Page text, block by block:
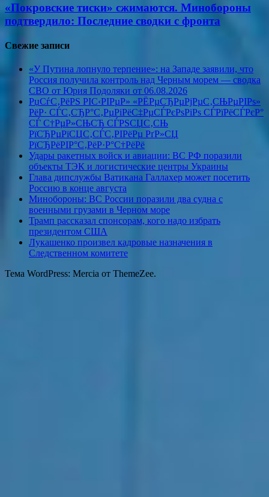
«Покровские тиски» сжимаются. Минобороны
подтвердило: Последние сводки с фронта
Свежие записи
«У Путина лопнуло терпение»: на Западе заявили, что
Россия получила контроль над Черным морем — сводка
СВО от Юрия Подоляки от 06.08.2026
РџСѓС‚РёРЅ РІС‹РІРµР» «РЁРµСЂРµРјРµС‚СЊРµРІРѕ»
РёР· СЃС‚СЂР°С‚РµРіРёС‡РµСЃРєРѕРіРѕ СЃРїРёСЃРєР°
СЃ С†РµР»СЊСЋ СЃРЅСЏС‚СЊ
РїСЂРµРїСЏС‚СЃС‚РІРёРµ РґР»СЏ
РїСЂРёРІР°С‚РёР·Р°С†РёРё
Удары ракетных войск и авиации: ВС РФ поразили
объекты ТЭК и логистические центры Украины
Глава дипслужбы Ватикана Галлахер может посетить
Россию в конце августа
Минобороны: ВС России поразили два судна с
военными грузами в Черном море
Трамп рассказал спонсорам, кого надо избрать
президентом США
Лукашенко произвел кадровые назначения в
Следственном комитете
Тема WordPress: Mercia от ThemeZee.